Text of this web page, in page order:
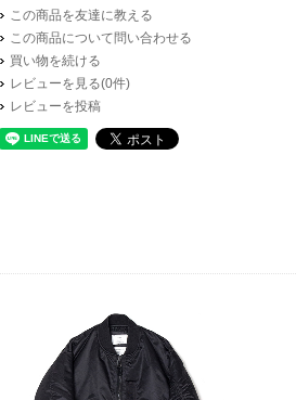
この商品を友達に教える
この商品について問い合わせる
買い物を続ける
レビューを見る(0件)
レビューを投稿